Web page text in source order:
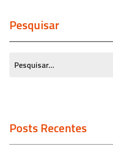
Pesquisar
Posts Recentes